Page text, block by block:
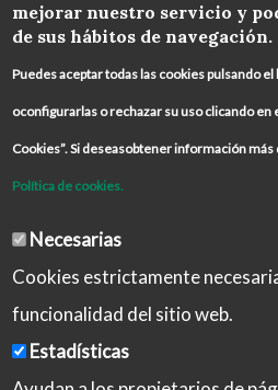
mejorar nuestro servicio y
de sus hábitos de navegación.
Puedes aceptar todas las cookies pulsando
oconfigurarlas o rechazar su uso clicando en
Cookies”. Si deseasobtener información
Política de cookies.
Necesarias
Cookies estrictamente
funcionalidad del sitio web.
Estadísticas